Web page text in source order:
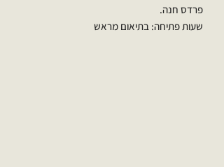
פרדס חנה.
שעות פתיחה: בתיאום מראש